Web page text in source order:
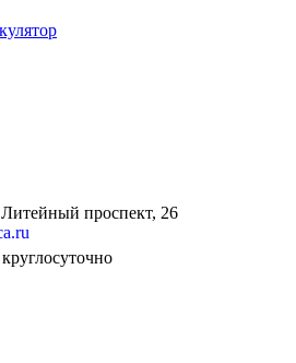
Литейный проспект, 26